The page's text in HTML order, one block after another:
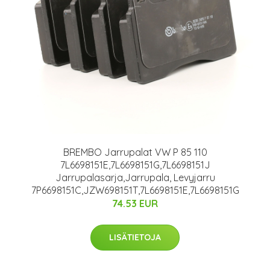
BREMBO Jarrupalat VW P 85 110
7L6698151E,7L6698151G,7L6698151J
Jarrupalasarja,Jarrupala, Levyjarru
7P6698151C,JZW698151T,7L6698151E,7L6698151G
74.53 EUR
LISÄTIETOJA